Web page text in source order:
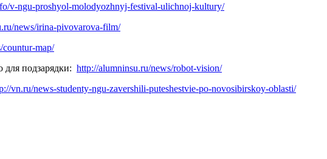
v-ngu-proshyol-molodyozhnyj-festival-ulichnoj-kultury/
news/irina-pivovarova-film/
countur-map/
для подзарядки: http://alumninsu.ru/news/robot-vision/
vn.ru/news-studenty-ngu-zavershili-puteshestvie-po-novosibirskoy-oblasti/